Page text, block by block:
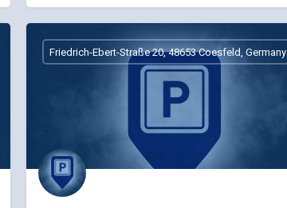
Friedrich-Ebert-Straße 20, 48653 Coesfeld, Germany